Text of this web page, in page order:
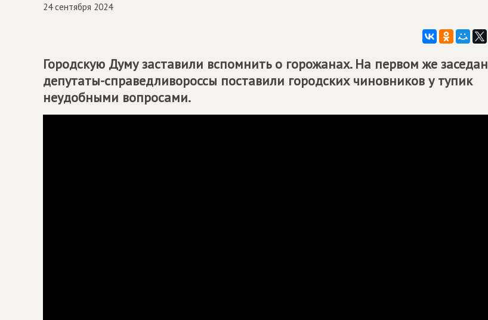
24 сентября 2024
Городскую Думу заставили вспомнить о горожанах. На первом же
депутаты-справедливороссы поставили городских чиновников у тупик
неудобными вопросами.